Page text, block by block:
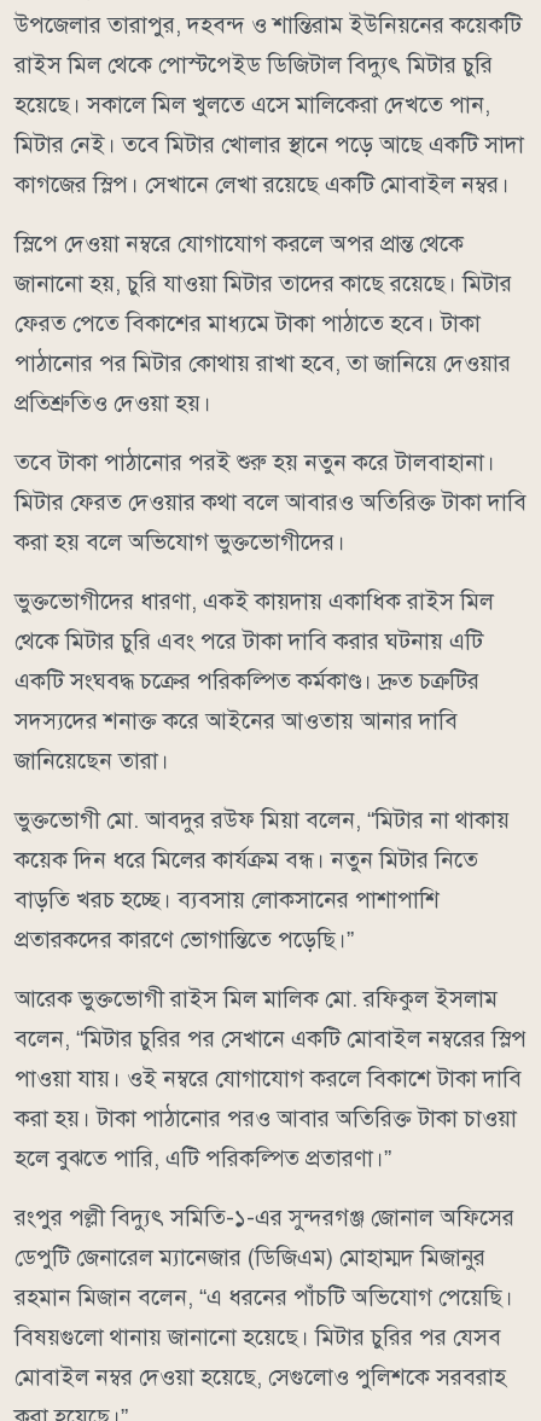
উপজেলার তারাপুর, দহবন্দ ও শান্তিরাম ইউনিয়নের কয়েকটি
রাইস মিল থেকে পোস্টপেইড ডিজিটাল বিদ্যুৎ মিটার চুরি
হয়েছে। সকালে মিল খুলতে এসে মালিকেরা দেখতে পান,
মিটার নেই। তবে মিটার খোলার স্থানে পড়ে আছে একটি সাদা
কাগজের স্লিপ। সেখানে লেখা রয়েছে একটি মোবাইল নম্বর।
স্লিপে দেওয়া নম্বরে যোগাযোগ করলে অপর প্রান্ত থেকে
জানানো হয়, চুরি যাওয়া মিটার তাদের কাছে রয়েছে। মিটার
ফেরত পেতে বিকাশের মাধ্যমে টাকা পাঠাতে হবে। টাকা
পাঠানোর পর মিটার কোথায় রাখা হবে, তা জানিয়ে দেওয়ার
প্রতিশ্রুতিও দেওয়া হয়।
তবে টাকা পাঠানোর পরই শুরু হয় নতুন করে টালবাহানা।
মিটার ফেরত দেওয়ার কথা বলে আবারও অতিরিক্ত টাকা দাবি
করা হয় বলে অভিযোগ ভুক্তভোগীদের।
ভুক্তভোগীদের ধারণা, একই কায়দায় একাধিক রাইস মিল
থেকে মিটার চুরি এবং পরে টাকা দাবি করার ঘটনায় এটি
একটি সংঘবদ্ধ চক্রের পরিকল্পিত কর্মকাণ্ড। দ্রুত চক্রটির
সদস্যদের শনাক্ত করে আইনের আওতায় আনার দাবি
জানিয়েছেন তারা।
ভুক্তভোগী মো. আবদুর রউফ মিয়া বলেন, “মিটার না থাকায়
কয়েক দিন ধরে মিলের কার্যক্রম বন্ধ। নতুন মিটার নিতে
বাড়তি খরচ হচ্ছে। ব্যবসায় লোকসানের পাশাপাশি
প্রতারকদের কারণে ভোগান্তিতে পড়েছি।”
আরেক ভুক্তভোগী রাইস মিল মালিক মো. রফিকুল ইসলাম
বলেন, “মিটার চুরির পর সেখানে একটি মোবাইল নম্বরের স্লিপ
পাওয়া যায়। ওই নম্বরে যোগাযোগ করলে বিকাশে টাকা দাবি
করা হয়। টাকা পাঠানোর পরও আবার অতিরিক্ত টাকা চাওয়া
হলে বুঝতে পারি, এটি পরিকল্পিত প্রতারণা।”
রংপুর পল্লী বিদ্যুৎ সমিতি-১-এর সুন্দরগঞ্জ জোনাল অফিসের
ডেপুটি জেনারেল ম্যানেজার (ডিজিএম) মোহাম্মদ মিজানুর
রহমান মিজান বলেন, “এ ধরনের পাঁচটি অভিযোগ পেয়েছি।
বিষয়গুলো থানায় জানানো হয়েছে। মিটার চুরির পর যেসব
মোবাইল নম্বর দেওয়া হয়েছে, সেগুলোও পুলিশকে সরবরাহ